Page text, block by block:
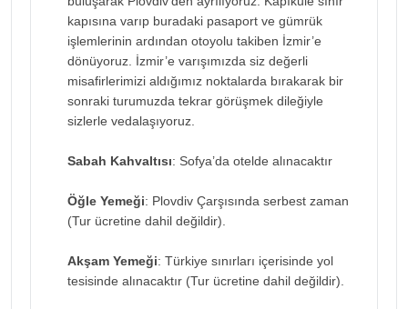
kapısına varıp buradaki pasaport ve gümrük
işlemlerinin ardından otoyolu takiben İzmir’e
dönüyoruz. İzmir’e varışımızda siz değerli
misafirlerimizi aldığımız noktalarda bırakarak bir
sonraki turumuzda tekrar görüşmek dileğiyle
sizlerle vedalaşıyoruz.
Sabah Kahvaltısı: Sofya’da otelde alınacaktır
Öğle Yemeği: Plovdiv Çarşısında serbest zaman
(Tur ücretine dahil değildir).
Akşam Yemeği: Türkiye sınırları içerisinde yol
tesisinde alınacaktır (Tur ücretine dahil değildir).